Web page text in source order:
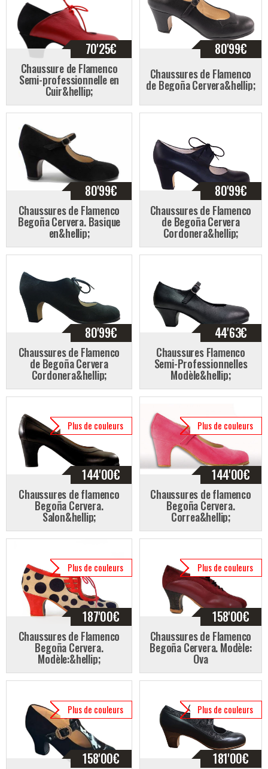
70'25€
Chaussure de Flamenco
Semi-professionnelle en
Cuir&hellip;
80'99€
Chaussures de Flamenco
de Begoña Cervera&hellip;
80'99€
Chaussures de Flamenco
Begoña Cervera. Basique
en&hellip;
80'99€
Chaussures de Flamenco
de Begoña Cervera
Cordonera&hellip;
80'99€
Chaussures de Flamenco
de Begoña Cervera
Cordonera&hellip;
44'63€
Chaussures Flamenco
Semi-Professionnelles
Modèle&hellip;
Plus de couleurs
144'00€
Chaussures de flamenco
Begoña Cervera.
Salon&hellip;
Plus de couleurs
144'00€
Chaussures de flamenco
Begoña Cervera.
Correa&hellip;
Plus de couleurs
187'00€
Chaussures de Flamenco
Begoña Cervera.
Modèle:&hellip;
Plus de couleurs
158'00€
Chaussures de Flamenco
Begoña Cervera. Modèle:
Ova
Plus de couleurs
158'00€
Plus de couleurs
181'00€